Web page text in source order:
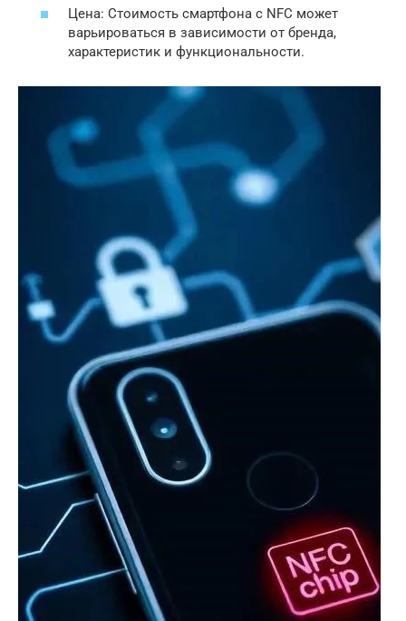
Цена: Стоимость смартфона с NFC может
варьироваться в зависимости от бренда,
характеристик и функциональности.